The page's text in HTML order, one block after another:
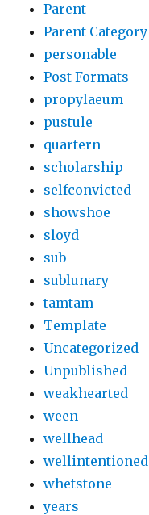
Parent
Parent Category
personable
Post Formats
propylaeum
pustule
quartern
scholarship
selfconvicted
showshoe
sloyd
sub
sublunary
tamtam
Template
Uncategorized
Unpublished
weakhearted
ween
wellhead
wellintentioned
whetstone
years